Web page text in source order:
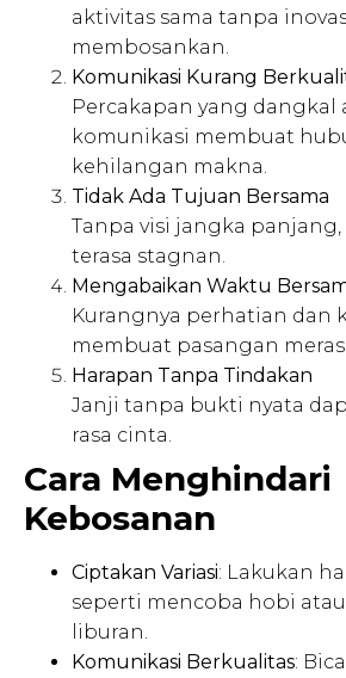
aktivitas sama tanpa
membosankan.
Komunikasi Kurang
Percakapan yang dangkal
komunikasi membuat
kehilangan makna.
Tidak Ada Tujuan Bersama
Tanpa visi jangka
terasa stagnan.
Mengabaikan Waktu
Kurangnya perhatian dan
membuat pasangan
Harapan Tanpa Tindakan
Janji tanpa bukti nyata
rasa cinta.
Cara Menghindari
Kebosanan
Ciptakan Variasi: Lakukan
seperti mencoba hobi
liburan.
Komunikasi Berkualitas: